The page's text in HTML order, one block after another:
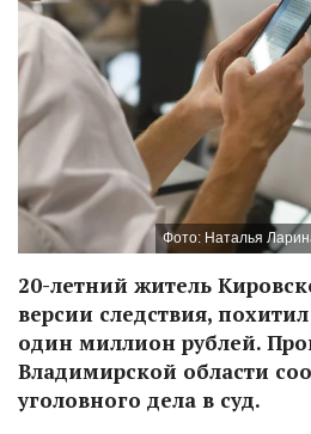
Фото: Наталья
20-летний житель
версии следствия,
один миллион рублей.
Владимирской области
уголовного дела в суд.